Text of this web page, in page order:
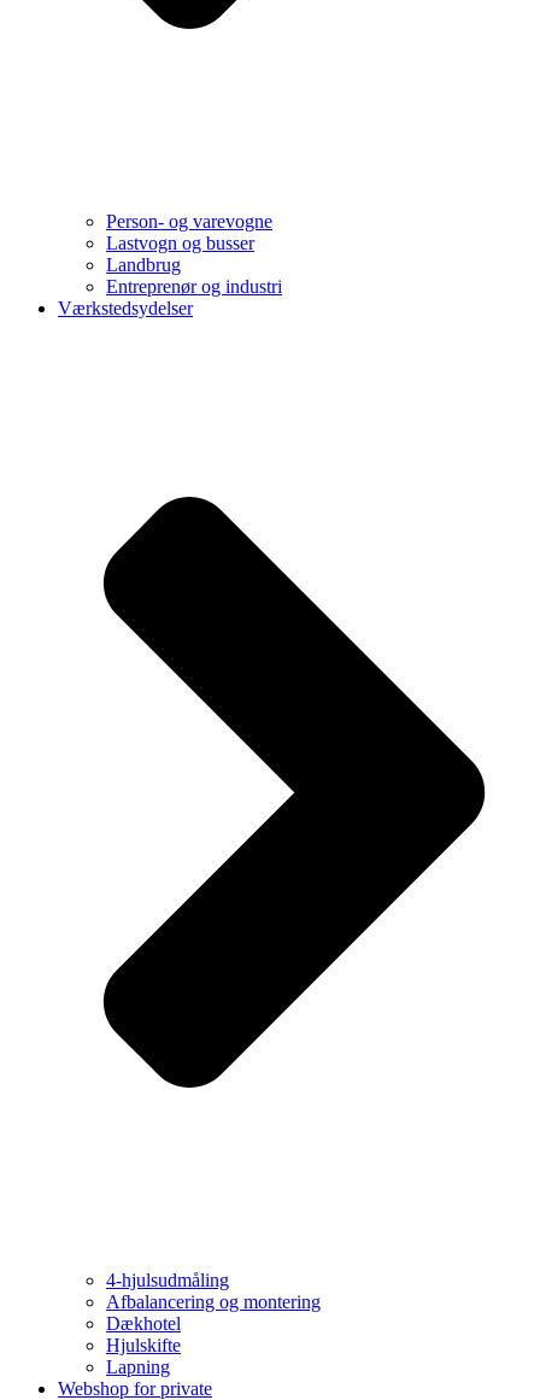
Person- og varevogne
Lastvogn og busser
Landbrug
Entreprenør og industri
Værkstedsydelser
4-hjulsudmåling
Afbalancering og montering
Dækhotel
Hjulskifte
Lapning
Webshop for private